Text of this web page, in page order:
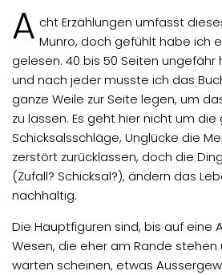
A cht Erzählungen umfasst
Munro, doch gefühlt habe ich
gelesen. 40 bis 50 Seiten
und nach jeder musste ich das
ganze Weile zur Seite legen, um
zu lassen. Es geht hier nicht um die
Schicksalsschläge, Unglücke die
zerstört zurücklassen, doch die
(Zufall? Schicksal?), ändern das
nachhaltig.
Die Hauptfiguren sind, bis auf eine
Wesen, die eher am Rande stehen
warten scheinen, etwas